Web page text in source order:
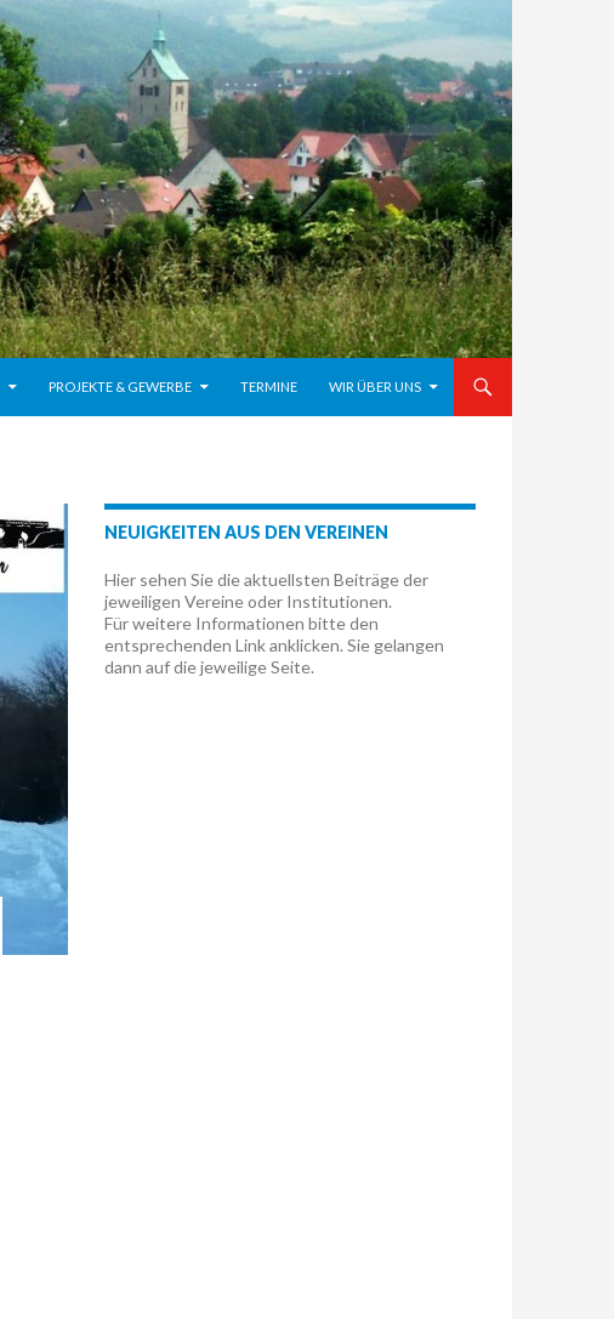
PROJEKTE & GEWERBE TERMINE WIR ÜBER UNS
NEUIGKEITEN AUS DEN VEREINEN
Hier sehen Sie die aktuellsten Beiträge der
jeweiligen Vereine oder Institutionen.
Für weitere Informationen bitte den
entsprechenden Link anklicken. Sie gelangen
dann auf die jeweilige Seite.